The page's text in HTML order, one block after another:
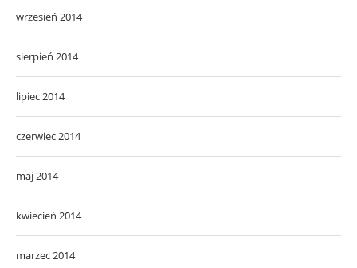
wrzesień 2014
sierpień 2014
lipiec 2014
czerwiec 2014
maj 2014
kwiecień 2014
marzec 2014